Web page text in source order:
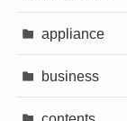
appliance
business